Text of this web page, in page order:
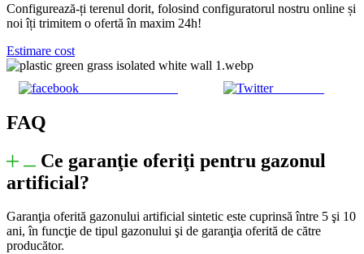
Configurează-ți terenul dorit, folosind configuratorul nostru online și
noi îți trimitem o ofertă în maxim 24h!
Estimare cost
Post on X
FAQ
Ce garanţie oferiţi pentru gazonul
artificial?
Garanţia oferită gazonului artificial sintetic este cuprinsă între 5 şi 10
ani, în funcţie de tipul gazonului şi de garanţia oferită de către
producător.